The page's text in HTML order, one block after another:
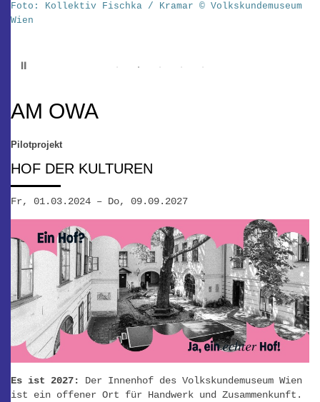
Foto: Kollektiv Fischka / Kramar © Volkskundemuseum
Wien
AM OWA
Pilotprojekt
HOF DER KULTUREN
Fr, 01.03.2024 – Do, 09.09.2027
Es ist 2027: Der Innenhof des Volkskundemuseum Wien
ist ein offener Ort für Handwerk und Zusammenkunft.